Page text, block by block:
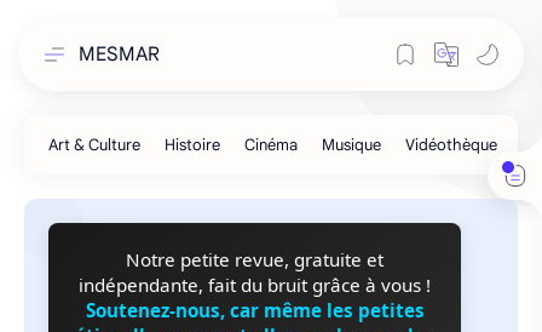
MESMAR
Notre petite revue, gratuite et
indépendante, fait du bruit grâce à vous !
Soutenez-nous, car même les petites